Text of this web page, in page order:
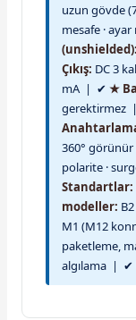
uzun gövde
mesafe ·
(unshielded):
Çıkış: DC 3
mA | ✔ ★
360°
polarite ·
Standartlar:
modeller:
M1 (M12
paketleme,
algılama | ✔